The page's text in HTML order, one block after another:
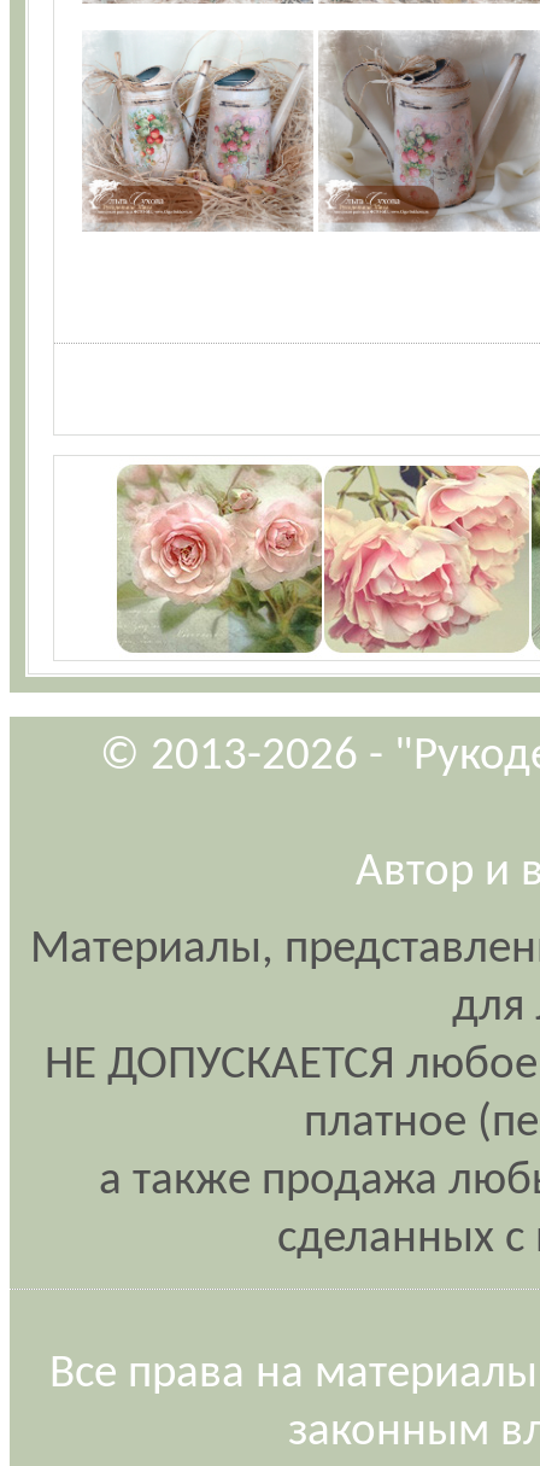
© 2013-2026 -
Автор и
Материалы,
для
НЕ ДОПУСКАЕТСЯ любое
платное
а также продажа
сделанных
Все права на
законным